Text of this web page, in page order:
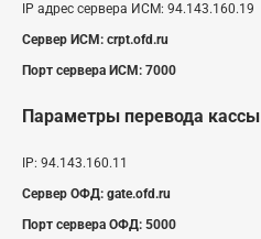
IP адрес сервера ИСМ: 94.143.160.19
Сервер ИСМ: crpt.ofd.ru
Порт сервера ИСМ: 7000
Параметры перевода кассы
IP: 94.143.160.11
Сервер ОФД: gate.ofd.ru
Порт сервера ОФД: 5000